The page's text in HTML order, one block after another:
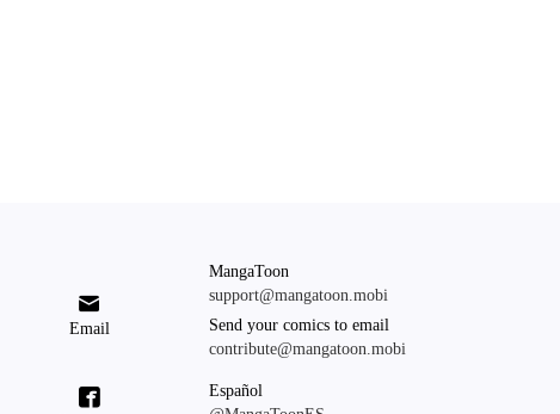

Email
MangaToon
support@mangatoon.mobi
Send your comics to email
contribute@mangatoon.mobi

Español